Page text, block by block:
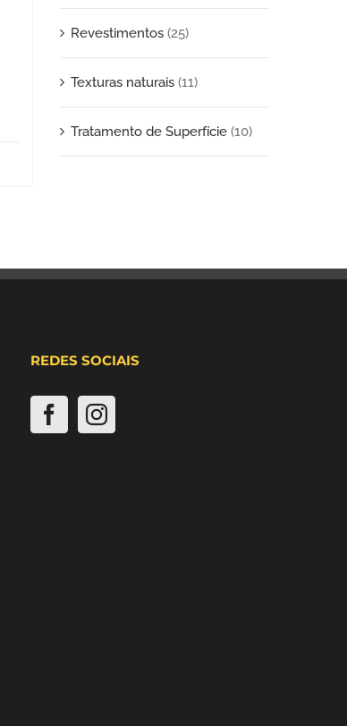
Revestimentos (25)
Texturas naturais (11)
Tratamento de Superfície (10)
REDES SOCIAIS